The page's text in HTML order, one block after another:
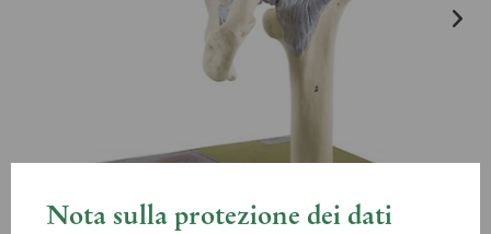
Nota sulla protezione dei dati